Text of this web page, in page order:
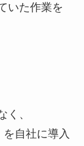
いた作業を
く、
自社に導入